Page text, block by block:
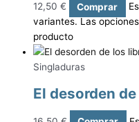
12,50 € Comprar
variantes. Las
producto
Singladuras
El desorden